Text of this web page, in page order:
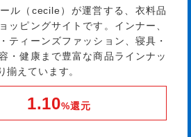
ル（cecile）が運営する、衣料品
ッピングサイトです。インナー、
ティーンズファッション、寝具・
・健康まで豊富な商品ラインナッ
揃えています。
1.10%還元